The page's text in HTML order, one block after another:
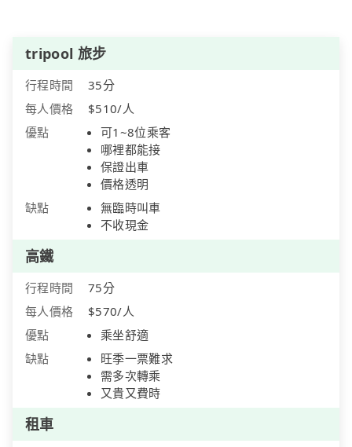
tripool 旅步
行程時間
35分
每人價格
$510/人
優點
可1~8位乘客
哪裡都能接
保證出車
價格透明
缺點
無臨時叫車
不收現金
高鐵
行程時間
75分
每人價格
$570/人
優點
乘坐舒適
缺點
旺季一票難求
需多次轉乘
又貴又費時
租車